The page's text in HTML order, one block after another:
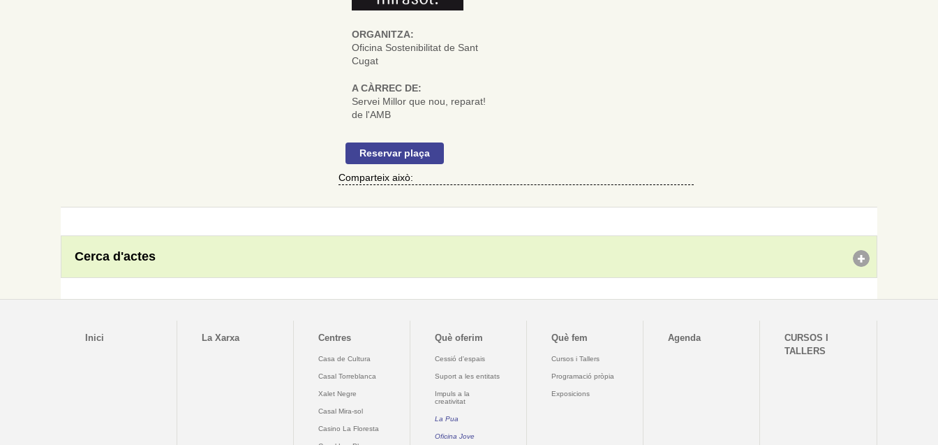
ORGANITZA:
Oficina Sostenibilitat de Sant
Cugat
A CÀRREC DE:
Servei Millor que nou, reparat!
de l'AMB
Reservar plaça
Comparteix això:
Cerca d'actes
Inici La Xarxa Centres
Casa de Cultura
Casal Torreblanca
Xalet Negre
Casal Mira-sol
Casino La Floresta
Què oferim
Cessió d'espais
Suport a les entitats
Impuls a la
creativitat
La Pua
Oficina Jove
Què fem
Cursos i Tallers
Programació pròpia
Exposicions
Agenda
CURSOS I
TALLERS